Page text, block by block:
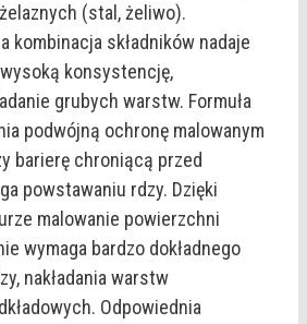
(stal, żeliwo).
kombinacja składników nadaje
konsystencję,
grubych warstw. Formuła
podwójną ochronę malowanym
barierę chroniącą przed
powstawaniu rdzy. Dzięki
malowanie powierzchni
wymaga bardzo dokładnego
nakładania warstw
Odpowiednia